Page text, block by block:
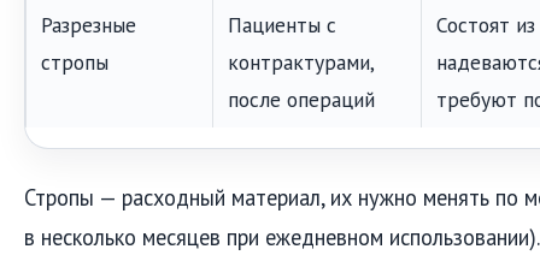
Разрезные
стропы
Пациенты с
контрактурами,
после операций
Состоят
требуют
Стропы — расходный материал, их нужно менять по
в несколько месяцев при ежедневном